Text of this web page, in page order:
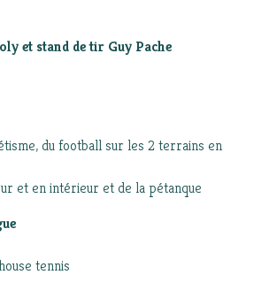
et stand de tir Guy Pache
du football sur les 2 terrains en
et en intérieur et de la pétanque
tennis